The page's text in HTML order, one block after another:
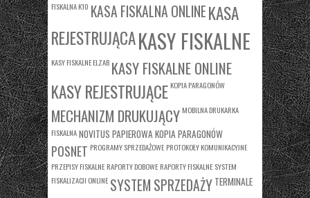
FISKALNA K10 KASA FISKALNA ONLINEKASA
REJESTRUJĄCAKASY FISKALNE
KASY FISKALNE ELZAB KASY FISKALNE ONLINE
KASY REJESTRUJĄCE KOPIA PARAGONÓW
MECHANIZM DRUKUJĄCY MOBILNA DRUKARKA
FISKALNANOVITUS PAPIEROWA KOPIA PARAGONÓW
POSNET PROGRAMY SPRZEDAŻOWE PROTOKOŁY KOMUNIKACYJNE
PRZEPISY FISKALNE RAPORTY DOBOWE RAPORTY FISKALNE SYSTEM
FISKALIZACJI ONLINE SYSTEM SPRZEDAŻY TERMINALE